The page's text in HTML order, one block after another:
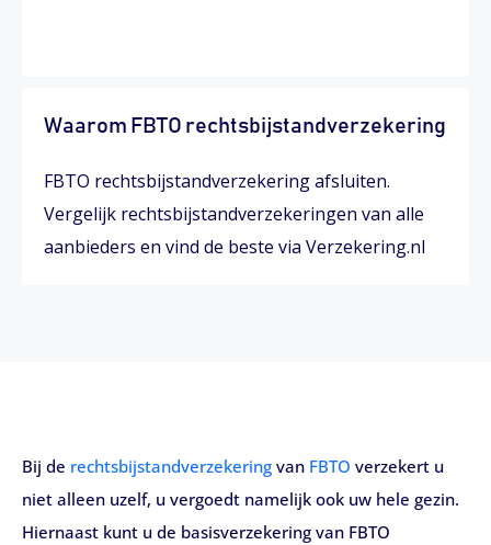
Waarom FBTO rechtsbijstandverzekering
FBTO rechtsbijstandverzekering afsluiten.
Vergelijk rechtsbijstandverzekeringen van alle
aanbieders en vind de beste via Verzekering.nl
Bij de rechtsbijstandverzekering van FBTO verzekert u
niet alleen uzelf, u vergoedt namelijk ook uw hele gezin.
Hiernaast kunt u de basisverzekering van FBTO